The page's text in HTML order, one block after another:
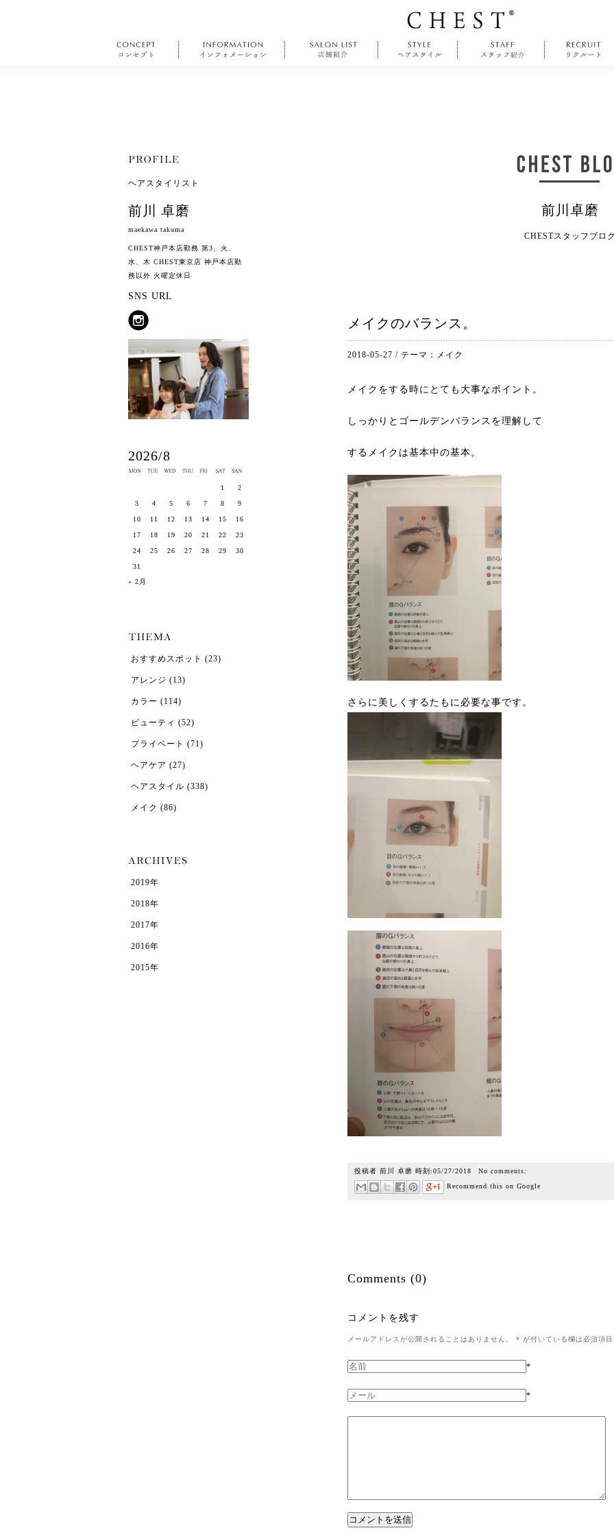
前川卓磨
CHESTスタッフブロ
メイクのバランス。
2018-05-27 / テーマ： メイク
メイクをする時にとても大事なポイント。
しっかりとゴールデンバランスを理解して
するメイクは基本中の基本。
さらに美しくするたもに必要な事です。
投稿者 前川 卓磨 時刻:05/27/2018 No comments:
Recommend this on Google
Comments (0)
コメントを残す
メールアドレスが公開されることはありません。 * が付いている欄は必須項
*
*
ヘアスタイリスト
前川 卓磨
maekawa takuma
CHEST神戸本店勤務 第3、火、
水、木 CHEST東京店 神戸本店勤
務以外 火曜定休日
SNS URL
2026/8
« 2月
1 2
3 4 5 6 7 8 9
10 11 12 13 14 15 16
17 18 19 20 21 22 23
24 25 26 27 28 29 30
31
おすすめスポット (23)
アレンジ (13)
カラー (114)
ビューティ (52)
プライベート (71)
ヘアケア (27)
ヘアスタイル (338)
メイク (86)
2019年
2018年
2017年
2016年
2015年